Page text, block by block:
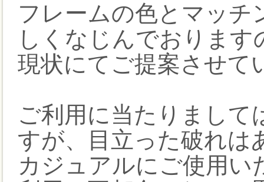
フレームの色とマッチ
しくなじんでおります
現状にてご提案させて
ご利用に当たりまして
すが、目立った破れは
カジュアルにご使用